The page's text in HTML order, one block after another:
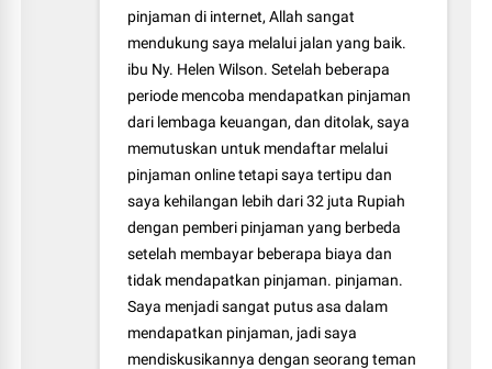
pinjaman di internet, Allah sangat
mendukung saya melalui jalan yang baik.
ibu Ny. Helen Wilson. Setelah beberapa
periode mencoba mendapatkan pinjaman
dari lembaga keuangan, dan ditolak, saya
memutuskan untuk mendaftar melalui
pinjaman online tetapi saya tertipu dan
saya kehilangan lebih dari 32 juta Rupiah
dengan pemberi pinjaman yang berbeda
setelah membayar beberapa biaya dan
tidak mendapatkan pinjaman. pinjaman.
Saya menjadi sangat putus asa dalam
mendapatkan pinjaman, jadi saya
mendiskusikannya dengan seorang teman